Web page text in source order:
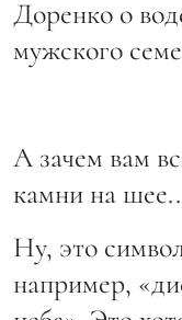
Доренко о
мужского
А зачем вам
камни на
Ну, это
например,